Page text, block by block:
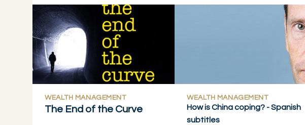
DESCUBRIR AHORA
WEALTH MANAGEMENT
The End of the Curve
WEALTH MANAGEMENT
How is China coping? - Spanish
subtitles